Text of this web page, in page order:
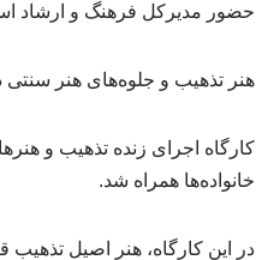
حضور مدیرکل فرهنگ و ارشاد
هنر تذهیب و جلوه‌های هنر سنتی
کارگاه اجرای زنده تذهیب و
خانواده‌ها همراه شد.
در این کارگاه، هنر اصیل